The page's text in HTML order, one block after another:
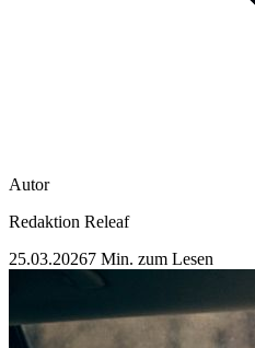
Autor
Redaktion Releaf
25.03.20267 Min. zum Lesen